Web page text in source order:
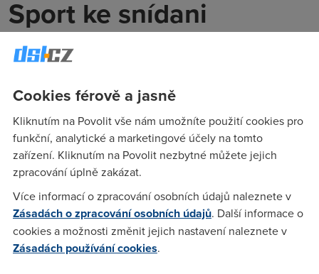
Sport ke snídani
Anonym(21.8.2010 00:00:00)
pracovního procesu. U nás na sídlišti konečně po dvou
kupovat Sport. Řeknu vám, internet je sice fajn, ale mít v
ruce noviny u ranní kávy taky není k zahození.
Finta(21.8.2010 06:44:31)
Keby bolo naozaj vsetko na Internete, kto by kupoval
tlacene noviny?
Cookies férově a jasně
Kliknutím na Povolit vše nám umožníte použití cookies pro
funkční, analytické a marketingové účely na tomto
zařízení. Kliknutím na Povolit nezbytné můžete jejich
zpracování úplně zakázat.
Více informací o zpracování osobních údajů naleznete v
Zásadách o zpracování osobních údajů. Další informace o
cookies a možnosti změnit jejich nastavení naleznete v
Zásadách používání cookies.